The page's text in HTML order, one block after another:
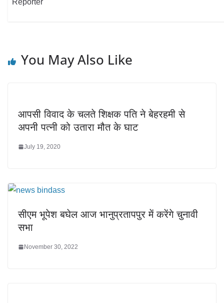
Reporter
You May Also Like
आपसी विवाद के चलते शिक्षक पति ने बेहरहमी से
अपनी पत्नी को उतारा मौत के घाट
July 19, 2020
सीएम भूपेश बघेल आज भानुप्रतापपुर में करेंगे चुनावी
सभा
November 30, 2022